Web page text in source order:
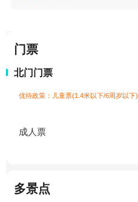
门票
北门门票
优待政策：儿童票(1.4米以下/6周岁以下)
成人票
多景点